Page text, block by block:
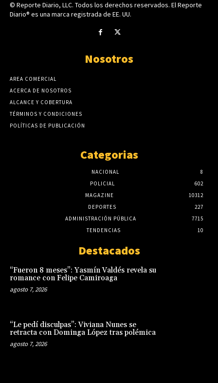
© Reporte Diario, LLC. Todos los derechos reservados. El Reporte
Diario® es una marca registrada de EE. UU.
Nosotros
AREA COMERCIAL
ACERCA DE NOSOTROS
ALCANCE Y COBERTURA
TÉRMINOS Y CONDICIONES
POLÍTICAS DE PUBLICACIÓN
Categorias
NACIONAL
8
POLICIAL
602
MAGAZINE
10312
DEPORTES
227
ADMINISTRACIÓN PÚBLICA
7715
TENDENCIAS
10
Destacados
“Fueron 8 meses”: Yasmín Valdés revela su
romance con Felipe Camiroaga
agosto 7, 2026
“Le pedí disculpas”: Viviana Nunes se
retracta con Dominga López tras polémica
agosto 7, 2026